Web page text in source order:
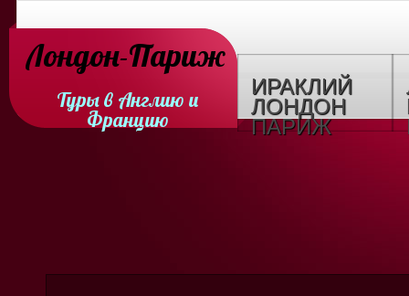
Лондон-Париж
Туры в Англию и
Францию
ИРАКЛИЙ
ЛОНДОН
ПАРИЖ